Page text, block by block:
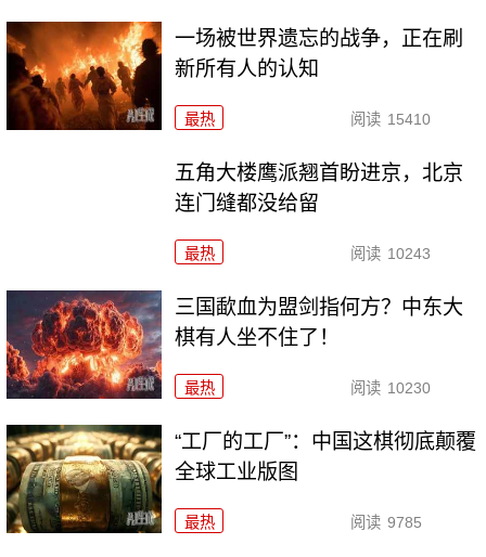
一场被世界遗忘的战争，正在刷
新所有人的认知
最热 阅读 15410
五角大楼鹰派翘首盼进京，北京
连门缝都没给留
最热 阅读 10243
三国歃血为盟剑指何方？中东大
棋有人坐不住了！
最热 阅读 10230
“工厂的工厂”：中国这棋彻底颠覆
全球工业版图
最热 阅读 9785